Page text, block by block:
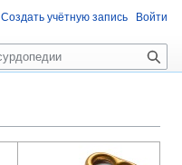
Создать учётную запись Войти